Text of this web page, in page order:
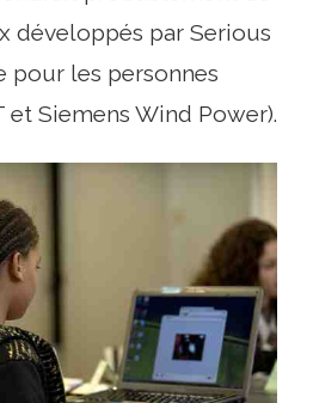
développés par Serious
pour les personnes
et Siemens Wind Power).